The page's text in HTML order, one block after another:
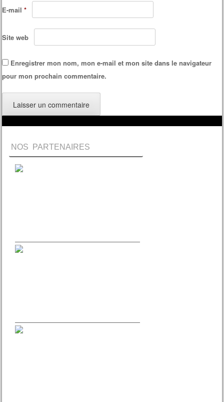
E-mail*
Site web
Enregistrer mon nom, mon e-mail et mon site dans le navigateur
pour mon prochain commentaire.
NOS PARTENAIRES